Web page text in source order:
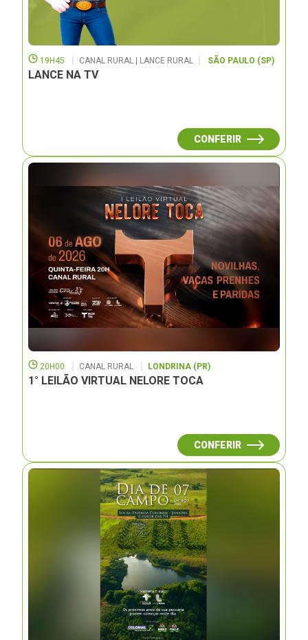
19H45 CANAL RURAL | LANCE RURAL SÃO PAULO (SP)
LANCE NA TV
CONFERIR
20H00 CANAL RURAL LONDRINA (PR)
1° LEILÃO VIRTUAL NELORE TOCA
CONFERIR